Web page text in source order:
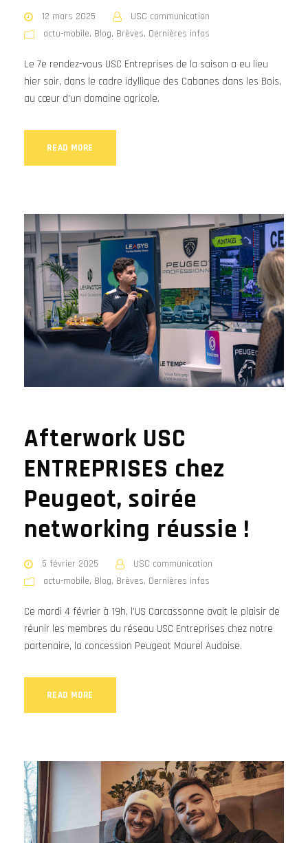
12 mars 2025
USC communication
actu-mobile, Blog, Brèves, Dernières infos
Le 7e rendez-vous USC Entreprises de la saison a eu lieu
hier soir, dans le cadre idyllique des Cabanes dans les Bois,
au cœur d'un domaine agricole.
READ MORE
Afterwork USC
ENTREPRISES chez
Peugeot, soirée
networking réussie !
5 février 2025
USC communication
actu-mobile, Blog, Brèves, Dernières infos
Ce mardi 4 février à 19h, l'US Carcassonne avait le plaisir de
réunir les membres du réseau USC Entreprises chez notre
partenaire, la concession Peugeot Maurel Audoise.
READ MORE